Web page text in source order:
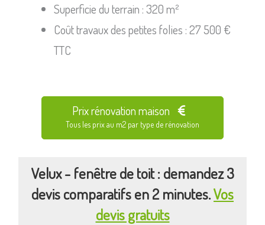
Superficie du terrain : 320 m²
Coût travaux des petites folies : 27 500 €
TTC
Prix rénovation maison
Tous les prix au m2 par type de rénovation
Velux - fenêtre de toit : demandez 3
devis comparatifs en 2 minutes.Vos
devis gratuits